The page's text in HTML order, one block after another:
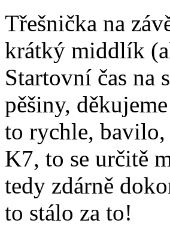
Třešnička na
krátký middlík
Startovní čas na
pěšiny,
to rychle, bavilo,
K7, to se určitě
tedy zdárně
to stálo za to!